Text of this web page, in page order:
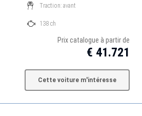
Traction: avant
138 ch
Prix catalogue à partir de
€ 41.721
Cette voiture m'intéresse